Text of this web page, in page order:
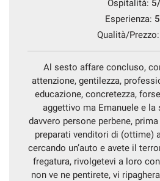
Ospitalità:
Esperienza:
Qualità/Prezzo:
Al sesto affare concluso,
attenzione, gentilezza,
educazione, concretezza,
aggettivo ma Emanuele e
davvero persone perbene,
preparati venditori di (ottime)
cercando un’auto e avete il
fregatura, rivolgetevi a loro
non ve ne pentirete, vi